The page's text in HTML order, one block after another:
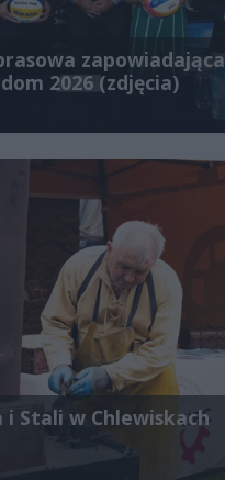
zapowiadająca
2026 (zdjęcia)
i Stali w Chlewiskach